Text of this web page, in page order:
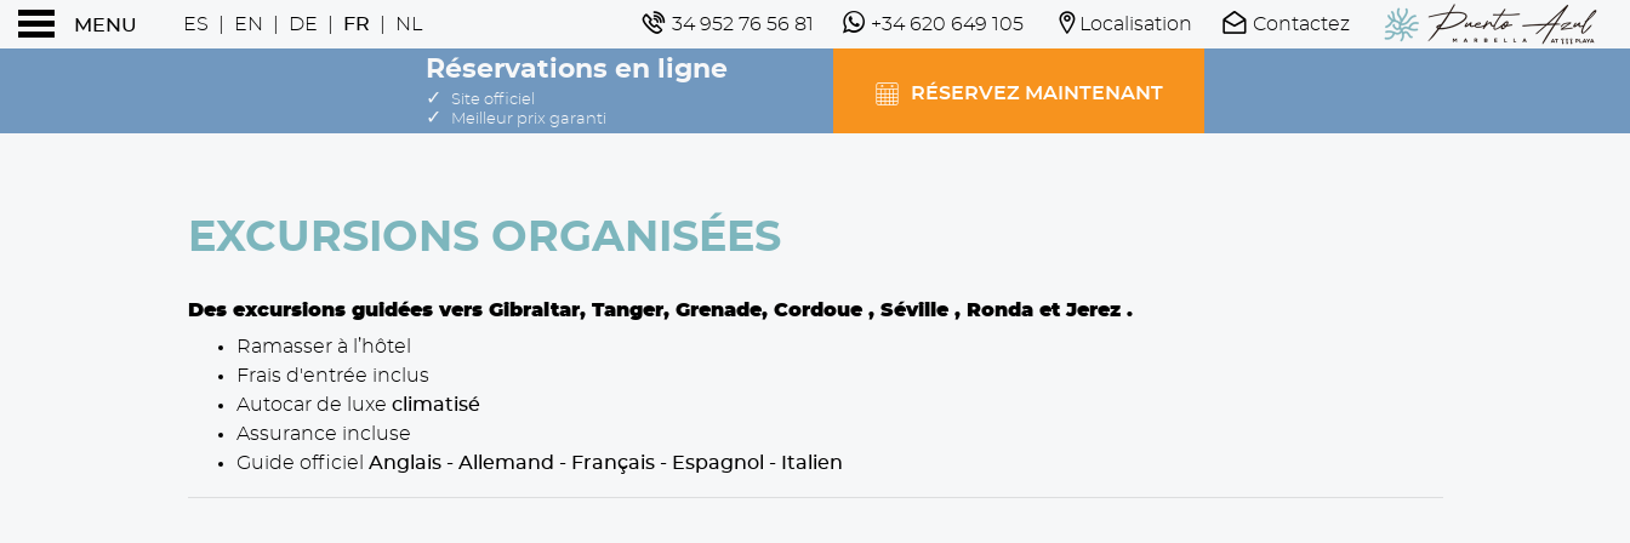
34 952 76 56 81 +34 620 649 105 Localisation Contactez
MENU ES EN DE FR NL
Réservations en ligne
✓ Site officiel
✓ Meilleur prix garanti
RÉSERVEZ MAINTENANT
EXCURSIONS ORGANISÉES
Des excursions guidées vers Gibraltar, Tanger, Grenade, Cordoue , Séville , Ronda et Jerez .
Ramasser à l’hôtel
Frais d'entrée inclus
Autocar de luxe climatisé
Assurance incluse
Guide officiel Anglais - Allemand - Français - Espagnol - Italien